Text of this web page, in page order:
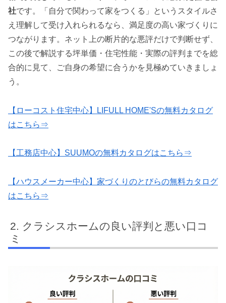
社です。「自分で関わって家をつくる」というスタイルさ
え理解して受け入れられるなら、満足度の高い家づくりに
つながります。ネット上の断片的な悪評だけで判断せず、
この後で解説する坪単価・住宅性能・実際の評判までを総
合的に見て、ご自身の希望に合うかを見極めていきましょ
う。
【ローコスト住宅中心】LIFULL HOME'Sの無料カタログ
はこちら⇒
【工務店中心】SUUMOの無料カタログはこちら⇒
【ハウスメーカー中心】家づくりのとびらの無料カタログ
はこちら⇒
クラシスホームの良い評判と悪い口コ
ミ